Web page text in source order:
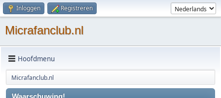
Inloggen Registreren
Micrafanclub.nl
Hoofdmenu
Micrafanclub.nl